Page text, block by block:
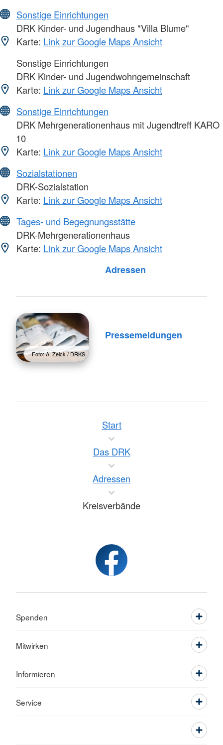
Sonstige Einrichtungen
DRK Kinder- und Jugendhaus "Villa Blume"
Karte: Link zur Google Maps Ansicht
Sonstige Einrichtungen
DRK Kinder- und Jugendwohngemeinschaft
Karte: Link zur Google Maps Ansicht
Sonstige Einrichtungen
DRK Mehrgenerationenhaus mit Jugendtreff KARO
10
Karte: Link zur Google Maps Ansicht
Sozialstationen
DRK-Sozialstation
Karte: Link zur Google Maps Ansicht
Tages- und Begegnungsstätte
DRK-Mehrgenerationenhaus
Karte: Link zur Google Maps Ansicht
Adressen
Foto: A. Zelck / DRKS
Pressemeldungen
Start
Das DRK
Adressen
Kreisverbände
Spenden
Mitwirken
Informieren
Service